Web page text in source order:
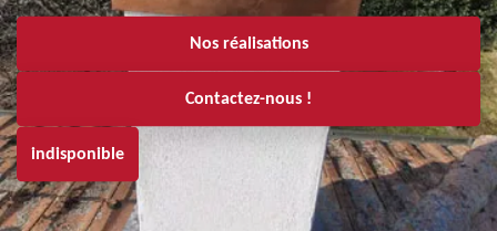
Nos réalisations
Contactez-nous !
indisponible